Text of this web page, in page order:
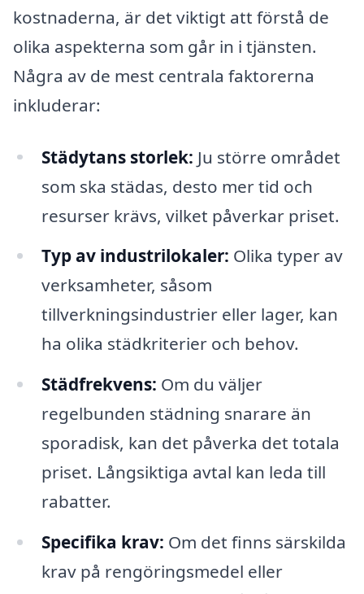
kostnaderna, är det viktigt att förstå de
olika aspekterna som går in i tjänsten.
Några av de mest centrala faktorerna
inkluderar:
Städytans storlek: Ju större området
som ska städas, desto mer tid och
resurser krävs, vilket påverkar priset.
Typ av industrilokaler: Olika typer av
verksamheter, såsom
tillverkningsindustrier eller lager, kan
ha olika städkriterier och behov.
Städfrekvens: Om du väljer
regelbunden städning snarare än
sporadisk, kan det påverka det totala
priset. Långsiktiga avtal kan leda till
rabatter.
Specifika krav: Om det finns särskilda
krav på rengöringsmedel eller